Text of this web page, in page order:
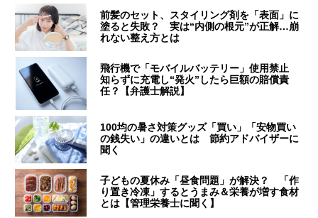
前髪のセット、スタイリング剤を「表面」に
塗ると失敗？ 実は“内側の根元”が正解…崩
れない整え方とは
飛行機で「モバイルバッテリー」使用禁止
知らずに充電し“発火”したら巨額の賠償責
任？【弁護士解説】
100均の暑さ対策グッズ「買い」「安物買い
の銭失い」の違いとは 節約アドバイザーに
聞く
子どもの夏休み「昼食問題」が解決？ 「作
り置き冷凍」するとうまみ＆栄養が増す食材
とは【管理栄養士に聞く】